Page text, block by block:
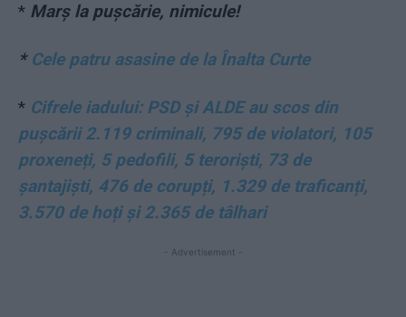
* Marș la pușcărie, nimicule!
* Cele patru asasine de la Înalta Curte
* Cifrele iadului: PSD și ALDE au scos din
pușcării 2.119 criminali, 795 de violatori, 105
proxeneți, 5 pedofili, 5 teroriști, 73 de
șantajiști, 476 de corupți, 1.329 de traficanți,
3.570 de hoți și 2.365 de tâlhari
- Advertisement -